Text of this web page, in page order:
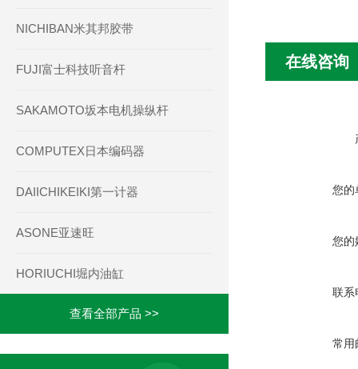
在线咨询
您的
您的
联系
常用
NICHIBAN米其邦胶带
FUJI富士科技听音杆
SAKAMOTO坂本电机操纵杆
COMPUTEX日本编码器
DAIICHIKEIKI第一计器
ASONE亚速旺
HORIUCHI堀内油缸
查看全部产品 >>